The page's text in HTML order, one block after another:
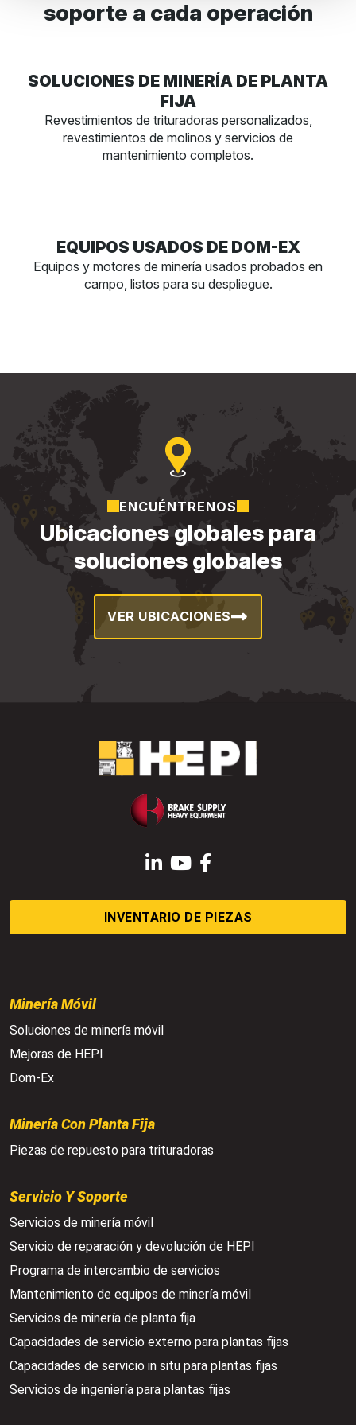
soporte a cada operación
SOLUCIONES DE MINERÍA DE PLANTA
FIJA
Revestimientos de trituradoras personalizados,
revestimientos de molinos y servicios de
mantenimiento completos.
EQUIPOS USADOS DE DOM-EX
Equipos y motores de minería usados probados en
campo, listos para su despliegue.
Ubicaciones globales para
soluciones globales
ENCUÉNTRENOS
VER UBICACIONES
LinkedInYouTubeFacebook
INVENTARIO DE PIEZAS
Minería Móvil
Soluciones de minería móvil
Mejoras de HEPI
Dom-Ex
Minería Con Planta Fija
Piezas de repuesto para trituradoras
Servicio Y Soporte
Servicios de minería móvil
Servicio de reparación y devolución de HEPI
Programa de intercambio de servicios
Mantenimiento de equipos de minería móvil
Servicios de minería de planta fija
Capacidades de servicio externo para plantas fijas
Capacidades de servicio in situ para plantas fijas
Servicios de ingeniería para plantas fijas